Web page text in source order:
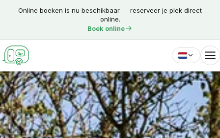
Online boeken is nu beschikbaar — reserveer je plek direct
online.
Boek online
Nederlands